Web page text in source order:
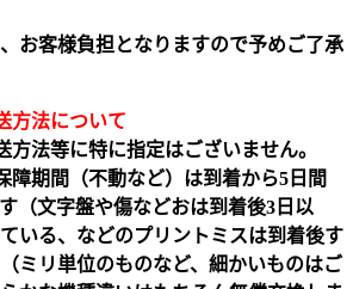
お客様負担となりますので予めご了承
方法について
方法等に特に指定はございません。
障期間（不動など）は到着から5日間
（文字盤や傷などおは到着後3日以
いる、などのプリントミスは到着後す
ミリ単位のものなど、細かいものはご